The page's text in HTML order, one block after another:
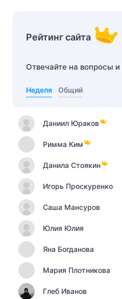
Рейтинг сайта
Отвечайте на вопросы
Неделя Общий
Даниил Юраков
Римма Ким
Данила Стоякин
Игорь Проскуренко
Саша Мансуров
Юлия Юлия
Яна Богданова
Мария Плотникова
Глеб Иванов